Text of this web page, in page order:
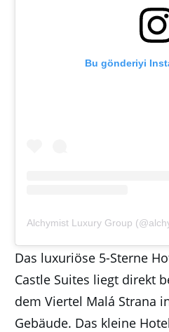
Bu gönderiyi
Das luxuriöse 5-Sterne
Castle Suites liegt direkt
dem Viertel Malá Strana
Gebäude. Das kleine